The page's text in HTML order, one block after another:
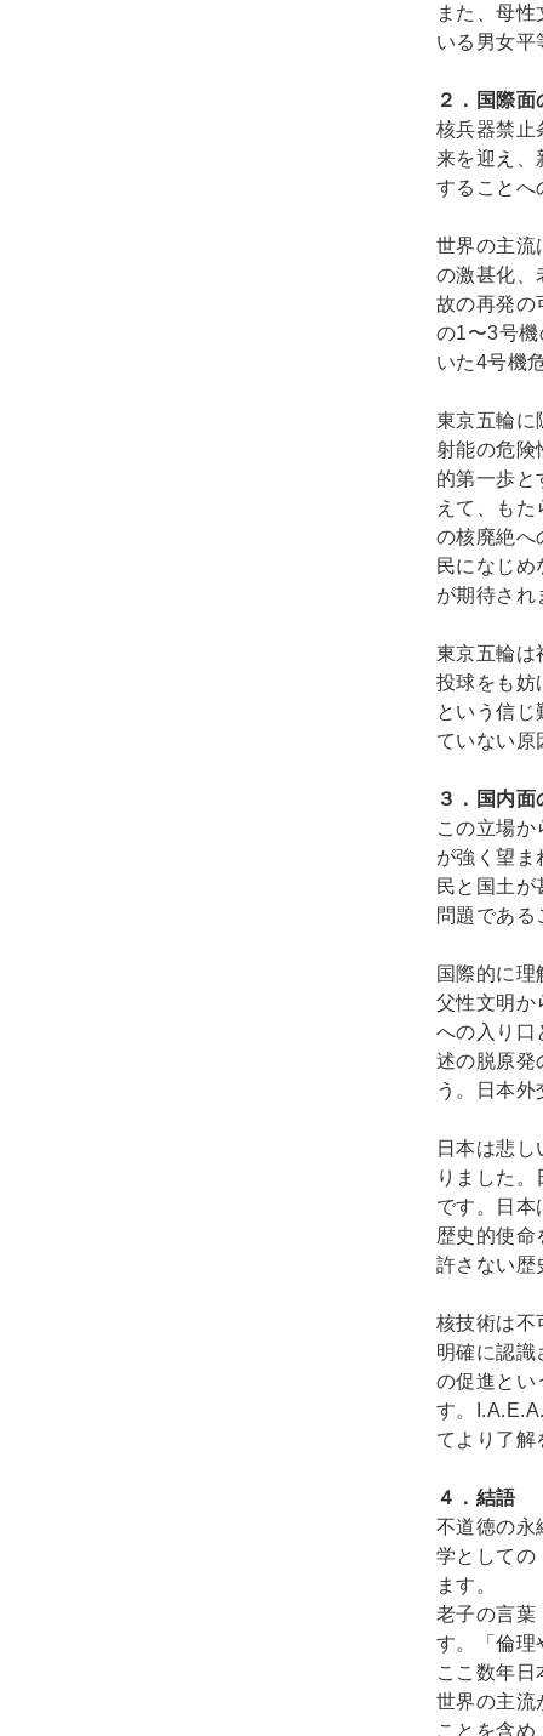
また、母
いる男女平
２．国際面
核兵器禁止
来を迎え、
することへ
世界の主流
の激甚化、
故の再発の
の1〜3号
いた4号機
東京五輪に
射能の危険
的第一歩と
えて、も
の核廃絶へ
民になじめ
が期待され
東京五輪は
投球をも妨
という信
ていない原
３．国内面
この立場
が強く望ま
民と国土が
問題である
国際的に理
父性文明か
への入り口
述の脱原発
う。日本
日本は悲
りました
です。日本
歴史的使命
許さない歴
核技術は不
明確に認識
の促進とい
す。
てより了解
４．結語
不道徳の永
学としての
ます。
老子の言葉
す。「倫理
ここ数年
世界の主
ことを含